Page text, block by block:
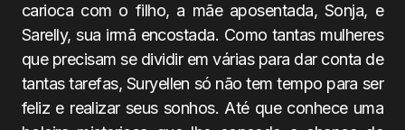
carioca com o filho, a mãe aposentada, Sonja, e
Sarelly, sua irmã encostada. Como tantas mulheres
que precisam se dividir em várias para dar conta de
tantas tarefas, Suryellen só não tem tempo para ser
feliz e realizar seus sonhos. Até que conhece uma